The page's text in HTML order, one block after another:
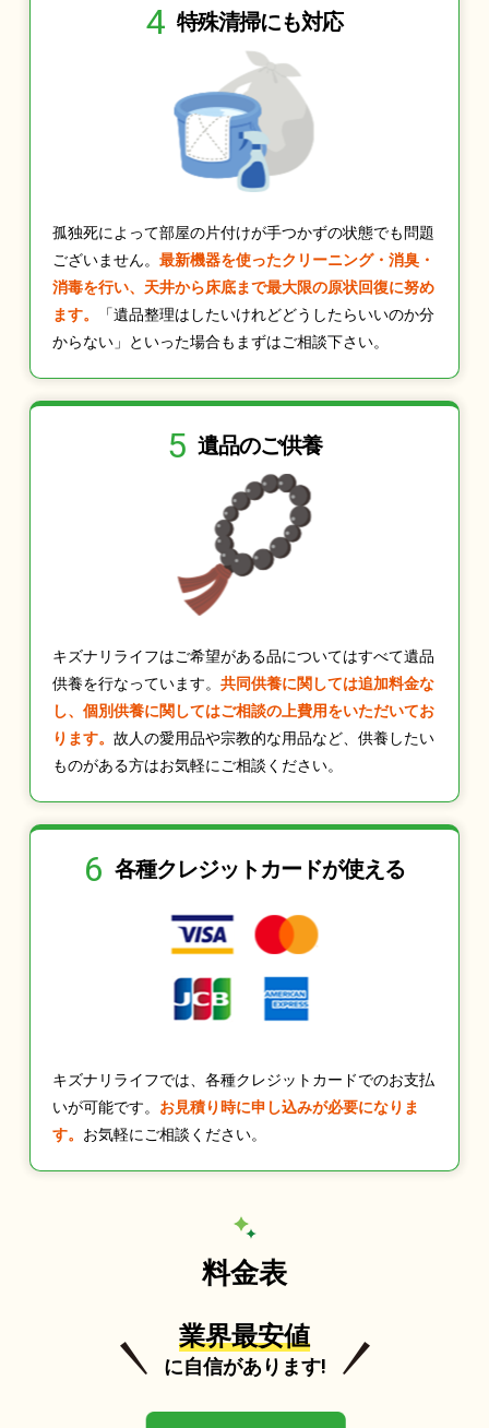
4 特殊清掃にも対応
孤独死によって部屋の片付けが手つかずの状態でも問題
ございません。 最新機器を使ったクリーニング・消臭・
消毒を行い、天井から床底まで最大限の原状回復に努め
ます。
「遺品整理はしたいけれどどうしたらいいのか分
からない」といった場合もまずはご相談下さい。
5 遺品のご供養
キズナリライフはご希望がある品についてはすべて遺品
供養を行なっています。 共同供養に関しては追加料金な
し、個別供養に関してはご相談の上費用をいただいてお
ります。 故人の愛用品や宗教的な用品など、供養したい
ものがある方はお気軽にご相談ください。
6 各種クレジットカードが使える
キズナリライフでは、各種クレジットカードでのお支払
いが可能です。 お見積り時に申し込みが必要になりま
す。 お気軽にご相談ください。
料金表
業界最安値
に自信があります!